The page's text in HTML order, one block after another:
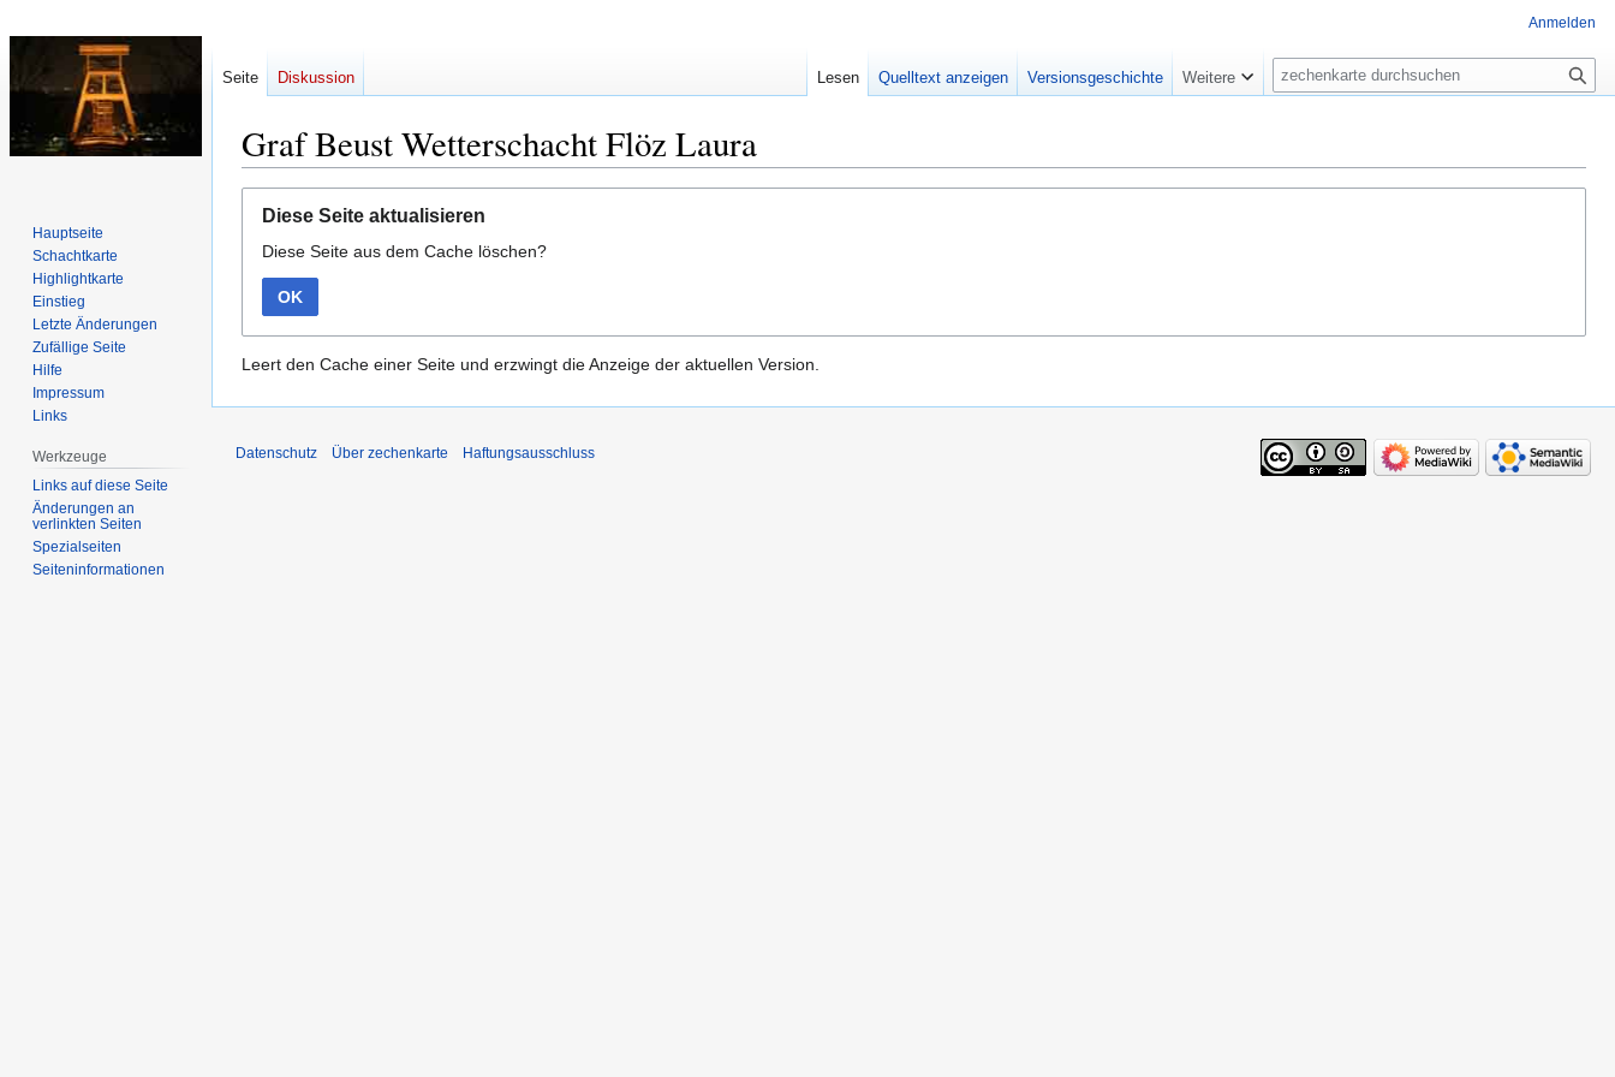
Graf Beust Wetterschacht Flöz Laura
Navigation
springen
Suche
springen
Diese Seite aktualisieren
Diese Seite aus dem Cache löschen?
OK
Leert den Cache einer Seite und erzwingt die Anzeige der aktuellen Version.
Anmelden
Seite Diskussion Lesen Quelltext anzeigen Versionsgeschichte Weitere
Suche
Hauptseite
Schachtkarte
Highlightkarte
Einstieg
Letzte Änderungen
Zufällige Seite
Hilfe
Impressum
Links
Werkzeuge
Links auf diese Seite
Änderungen an
verlinkten Seiten
Spezialseiten
Seiten­­informationen
Datenschutz Über zechenkarte Haftungsausschluss